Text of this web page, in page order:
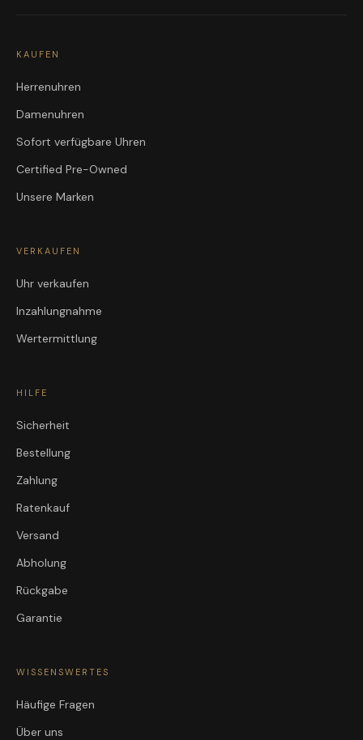
KAUFEN
Herrenuhren
Damenuhren
Sofort verfügbare Uhren
Certified Pre-Owned
Unsere Marken
VERKAUFEN
Uhr verkaufen
Inzahlungnahme
Wertermittlung
HILFE
Sicherheit
Bestellung
Zahlung
Ratenkauf
Versand
Abholung
Rückgabe
Garantie
WISSENSWERTES
Häufige Fragen
Über uns